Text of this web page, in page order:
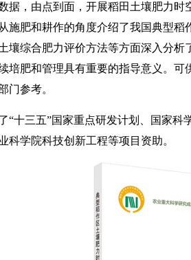
据，由点到面，开展稻田土壤肥力
施肥和耕作的角度介绍了我国典型
壤综合肥力评价方法等方面深入分
培肥和管理具有重要的指导意义。
门参考。
“十三五”国家重点研发计划、国家
科学院科技创新工程等项目资助。